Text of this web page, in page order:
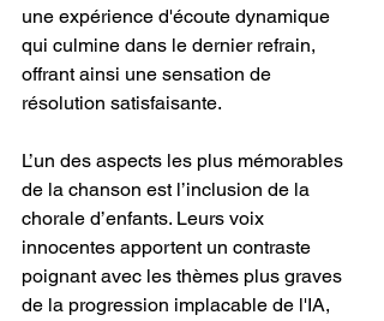
une expérience d'écoute dynamique
qui culmine dans le dernier refrain,
offrant ainsi une sensation de
résolution satisfaisante.
L’un des aspects les plus mémorables
de la chanson est l’inclusion de la
chorale d’enfants. Leurs voix
innocentes apportent un contraste
poignant avec les thèmes plus graves
de la progression implacable de l'IA,